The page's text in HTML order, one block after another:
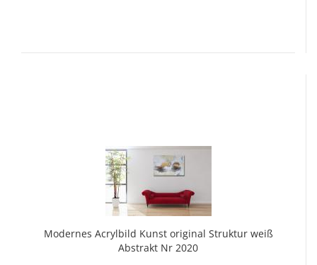
Mo­der­nes Acryl­bild Kunst ori­gi­nal Struk­tur weiß
Abs­trakt Nr 2020